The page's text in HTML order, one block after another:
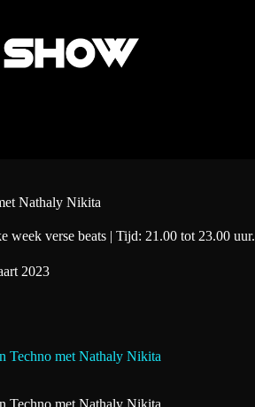
Nathaly Nikita
verse beats | Tijd: 21.00 tot 23.00 uur.
2023
Techno met Nathaly Nikita
Techno met Nathaly Nikita